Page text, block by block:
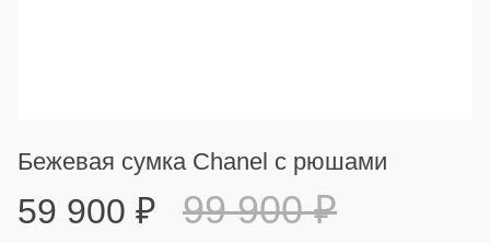
Бежевая сумка Chanel с рюшами
59 900 ₽ 99 900₽